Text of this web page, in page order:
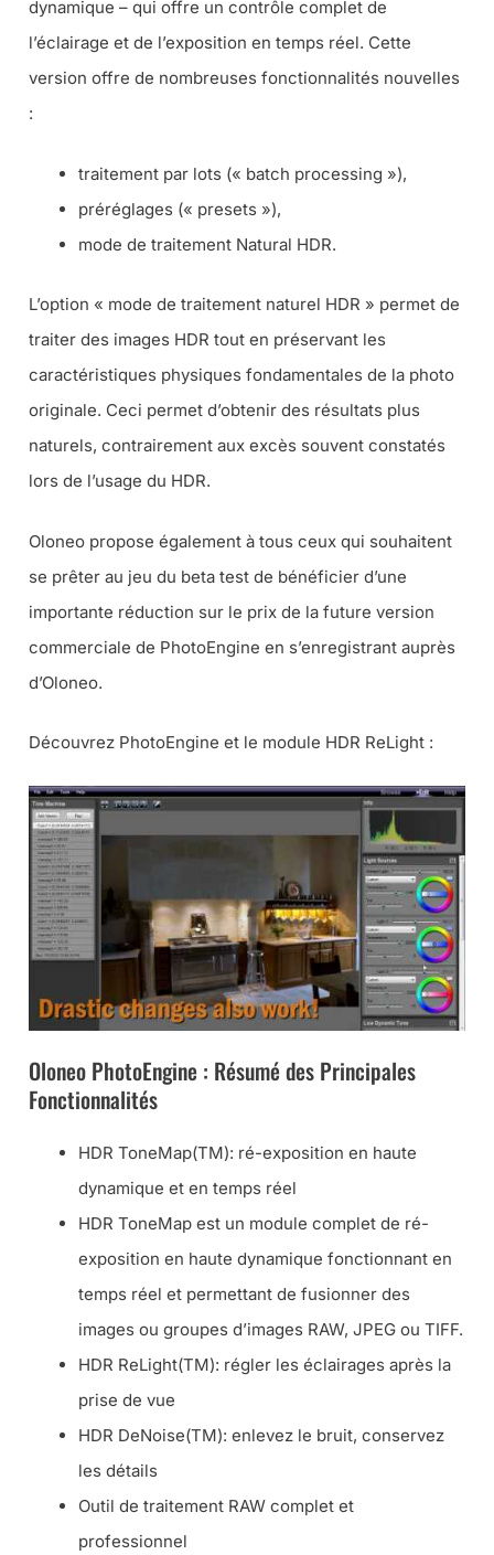
dynamique – qui offre un contrôle complet de
l’éclairage et de l’exposition en temps réel. Cette
version offre de nombreuses fonctionnalités nouvelles
:
traitement par lots (« batch processing »),
préréglages (« presets »),
mode de traitement Natural HDR.
L’option « mode de traitement naturel HDR » permet de
traiter des images HDR tout en préservant les
caractéristiques physiques fondamentales de la photo
originale. Ceci permet d’obtenir des résultats plus
naturels, contrairement aux excès souvent constatés
lors de l’usage du HDR.
Oloneo propose également à tous ceux qui souhaitent
se prêter au jeu du beta test de bénéficier d’une
importante réduction sur le prix de la future version
commerciale de PhotoEngine en s’enregistrant auprès
d’Oloneo.
Découvrez PhotoEngine et le module HDR ReLight :
Oloneo PhotoEngine : Résumé des Principales
Fonctionnalités
HDR ToneMap(TM): ré-exposition en haute
dynamique et en temps réel
HDR ToneMap est un module complet de ré-
exposition en haute dynamique fonctionnant en
temps réel et permettant de fusionner des
images ou groupes d’images RAW, JPEG ou TIFF.
HDR ReLight(TM): régler les éclairages après la
prise de vue
HDR DeNoise(TM): enlevez le bruit, conservez
les détails
Outil de traitement RAW complet et
professionnel